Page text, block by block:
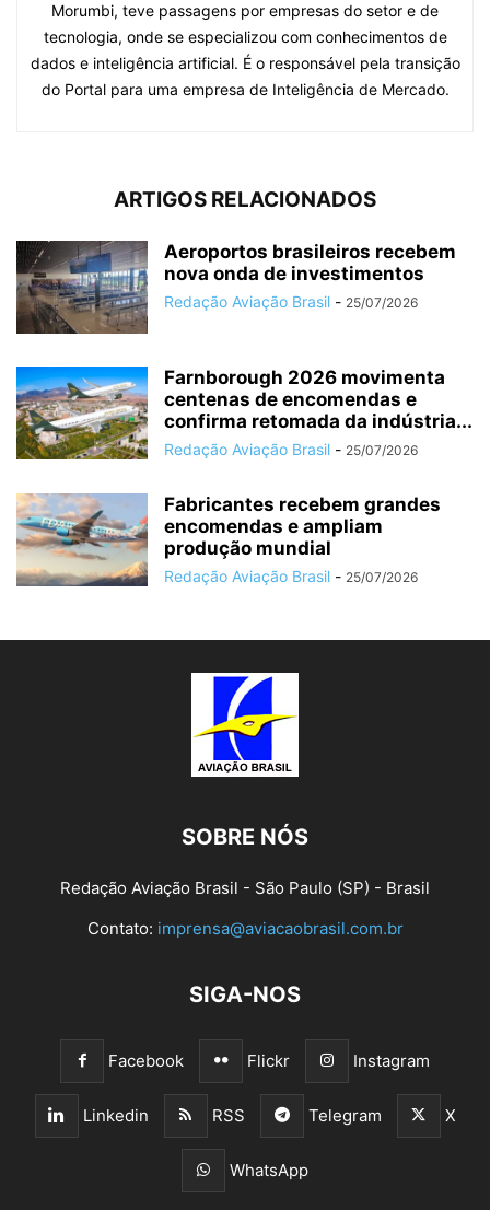
Morumbi, teve passagens por empresas do setor e de
tecnologia, onde se especializou com conhecimentos de
dados e inteligência artificial. É o responsável pela transição
do Portal para uma empresa de Inteligência de Mercado.
ARTIGOS RELACIONADOS
Aeroportos brasileiros recebem
nova onda de investimentos
Redação Aviação Brasil - 25/07/2026
Farnborough 2026 movimenta
centenas de encomendas e
confirma retomada da indústria...
Redação Aviação Brasil - 25/07/2026
Fabricantes recebem grandes
encomendas e ampliam
produção mundial
Redação Aviação Brasil - 25/07/2026
SOBRE NÓS
Redação Aviação Brasil - São Paulo (SP) - Brasil
Contato: imprensa@aviacaobrasil.com.br
SIGA-NOS
Facebook Flickr Instagram
Linkedin RSS Telegram X
WhatsApp